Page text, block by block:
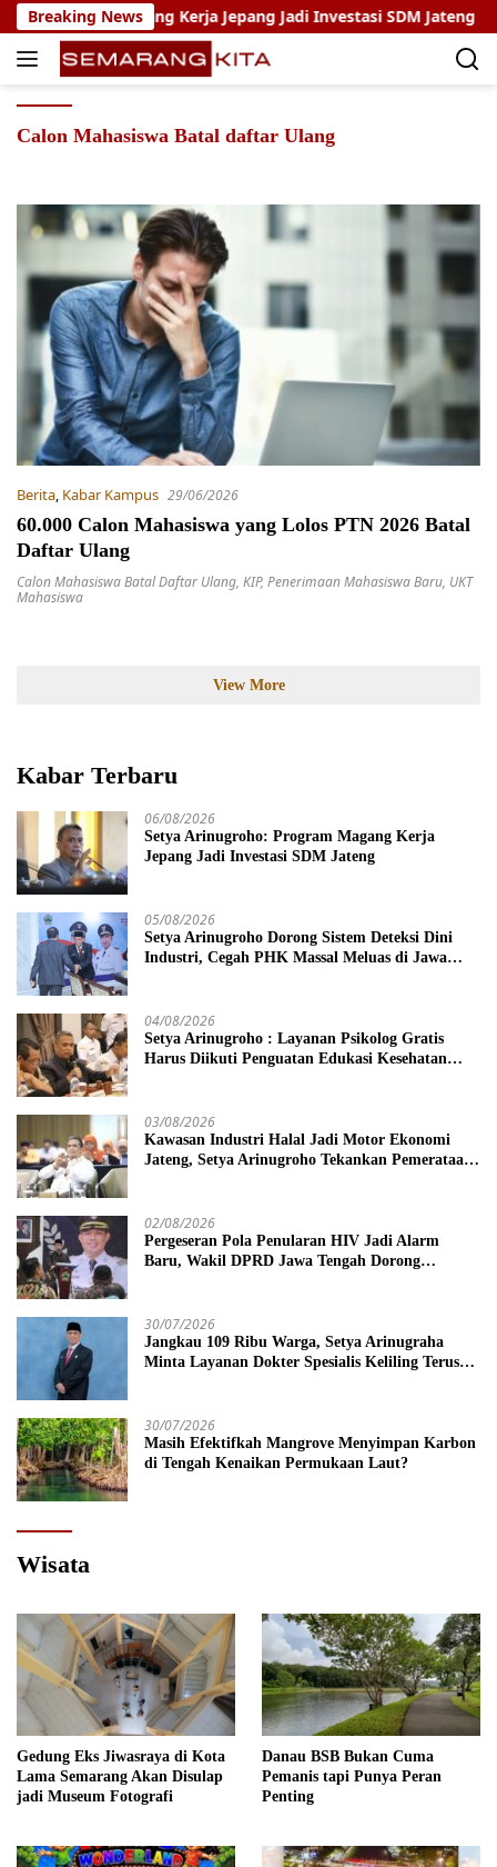
Skip
to
content
Breaking News
Magang Kerja Jepang Jadi Investasi SDM Jateng
Calon Mahasiswa Batal daftar Ulang
Berita, Kabar Kampus 29/06/2026
60.000 Calon Mahasiswa yang Lolos PTN 2026 Batal
Daftar Ulang
Calon Mahasiswa Batal Daftar Ulang, KIP, Penerimaan Mahasiswa Baru, UKT
Mahasiswa
View More
Kabar Terbaru
06/08/2026
Setya Arinugroho: Program Magang Kerja
Jepang Jadi Investasi SDM Jateng
05/08/2026
Setya Arinugroho Dorong Sistem Deteksi Dini
Industri, Cegah PHK Massal Meluas di Jawa
04/08/2026
Setya Arinugroho : Layanan Psikolog Gratis
Harus Diikuti Penguatan Edukasi Kesehatan
03/08/2026
Kawasan Industri Halal Jadi Motor Ekonomi
Jateng, Setya Arinugroho Tekankan Pemerataan
02/08/2026
Pergeseran Pola Penularan HIV Jadi Alarm
Baru, Wakil DPRD Jawa Tengah Dorong
30/07/2026
Jangkau 109 Ribu Warga, Setya Arinugraha
Minta Layanan Dokter Spesialis Keliling Terus
30/07/2026
Masih Efektifkah Mangrove Menyimpan Karbon
di Tengah Kenaikan Permukaan Laut?
Wisata
Gedung Eks Jiwasraya di Kota
Lama Semarang Akan Disulap
jadi Museum Fotografi
Danau BSB Bukan Cuma
Pemanis tapi Punya Peran
Penting